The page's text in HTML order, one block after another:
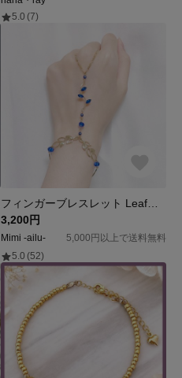
5.0 (7)
3,200円
Mimi -ailu-
5,000円以上で送料無料
5.0 (52)